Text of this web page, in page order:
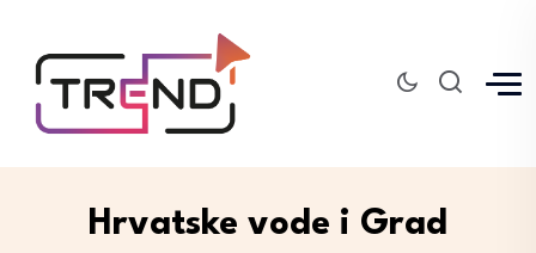
Hrvatske vode i Grad